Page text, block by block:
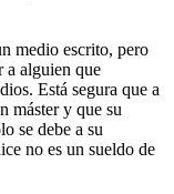
medio escrito, pero
a alguien que
Está segura que a
máster y que su
se debe a su
no es un sueldo de